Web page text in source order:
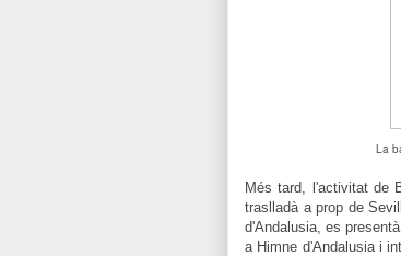
La
Més tard, l'activitat de
traslladà a prop de
d'Andalusia, es
a Himne d'Andalusia i